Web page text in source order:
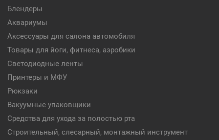
Блендеры
Аквариумы
Аксессуары для салона автомобиля
Товары для йоги, фитнеса, аэробики
Светодиодные ленты
Принтеры и МФУ
Рюкзаки
Вакуумные упаковщики
Средства для ухода за полостью рта
Строительный, слесарный, монтажный инструмент